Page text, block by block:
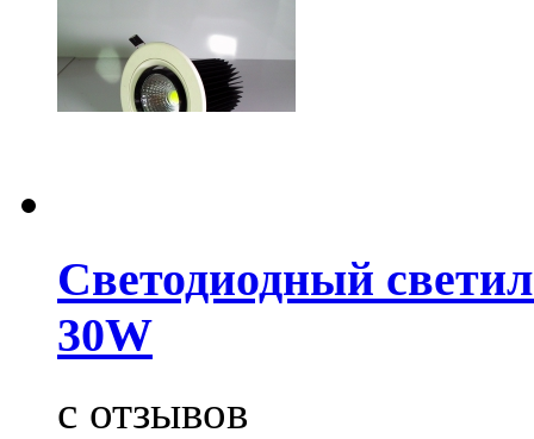
Светодиодный
30W
c отзывов